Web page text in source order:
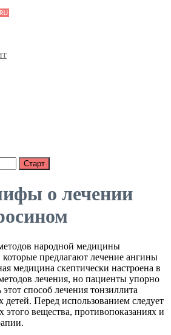
о лечении
народной медицины
которые предлагают лечение ангины
медицина скептически настроена в
лечения, но пациенты упорно
способ лечения тонзиллита
детей. Перед использованием следует
этого вещества, противопоказаниях и